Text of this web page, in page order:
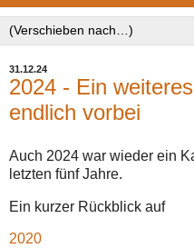
31.12.24
2024 - Ein
endlich vorbei
Auch 2024 war wieder ein
letzten fünf Jahre.
Ein kurzer Rückblick auf
2020